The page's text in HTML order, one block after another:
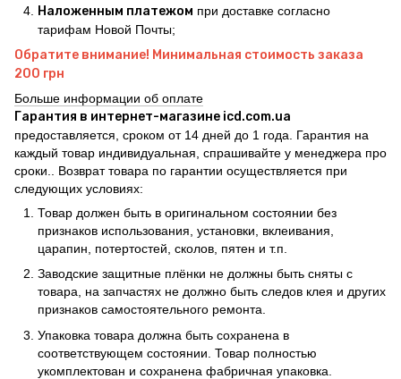
Наложенным платежом при доставке согласно
тарифам Новой Почты;
Обратите внимание! Минимальная стоимость заказа
200 грн
Больше информации об оплате
Гарантия в интернет-магазине icd.com.ua
предоставляется, сроком от 14 дней до 1 года. Гарантия на
каждый товар индивидуальная, спрашивайте у менеджера про
сроки.. Возврат товара по гарантии осуществляется при
следующих условиях:
Товар должен быть в оригинальном состоянии без
признаков использования, установки, вклеивания,
царапин, потертостей, сколов, пятен и т.п.
Заводские защитные плёнки не должны быть сняты с
товара, на запчастях не должно быть следов клея и других
признаков самостоятельного ремонта.
Упаковка товара должна быть сохранена в
соответствующем состоянии. Товар полностью
укомплектован и сохранена фабричная упаковка.